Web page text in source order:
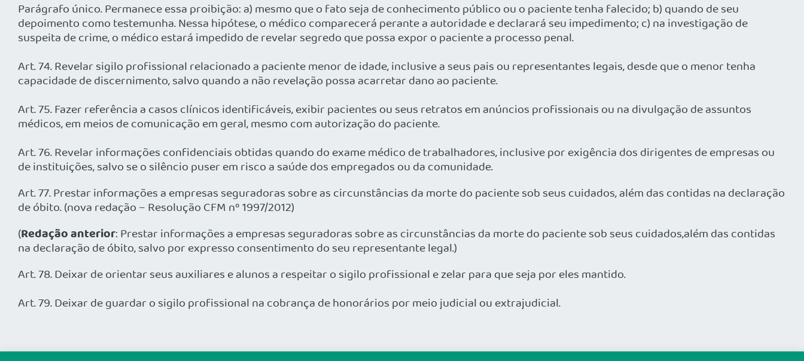
Parágrafo único. Permanece essa proibição: a) mesmo que o fato seja de conhecimento público ou o paciente tenha falecido; b) quando de seu
depoimento como testemunha. Nessa hipótese, o médico comparecerá perante a autoridade e declarará seu impedimento; c) na investigação de
suspeita de crime, o médico estará impedido de revelar segredo que possa expor o paciente a processo penal.
Art. 74. Revelar sigilo profissional relacionado a paciente menor de idade, inclusive a seus pais ou representantes legais, desde que o menor tenha
capacidade de discernimento, salvo quando a não revelação possa acarretar dano ao paciente.
Art. 75. Fazer referência a casos clínicos identificáveis, exibir pacientes ou seus retratos em anúncios profissionais ou na divulgação de assuntos
médicos, em meios de comunicação em geral, mesmo com autorização do paciente.
Art. 76. Revelar informações confidenciais obtidas quando do exame médico de trabalhadores, inclusive por exigência dos dirigentes de empresas ou
de instituições, salvo se o silêncio puser em risco a saúde dos empregados ou da comunidade.
Art. 77. Prestar informações a empresas seguradoras sobre as circunstâncias da morte do paciente sob seus cuidados, além das contidas na declaração
de óbito. (nova redação – Resolução CFM nº 1997/2012)
(Redação anterior: Prestar informações a empresas seguradoras sobre as circunstâncias da morte do paciente sob seus cuidados,além das contidas
na declaração de óbito, salvo por expresso consentimento do seu representante legal.)
Art. 78. Deixar de orientar seus auxiliares e alunos a respeitar o sigilo profissional e zelar para que seja por eles mantido.
Art. 79. Deixar de guardar o sigilo profissional na cobrança de honorários por meio judicial ou extrajudicial.